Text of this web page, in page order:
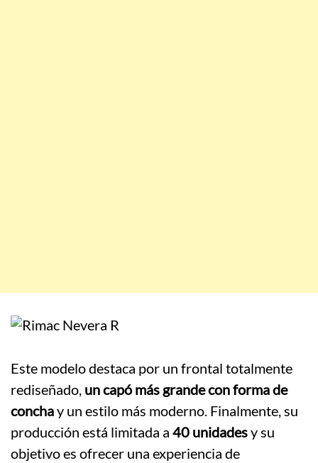
Este modelo destaca por un frontal totalmente
rediseñado, un capó más grande con forma de
conchay un estilo más moderno. Finalmente, su
producción está limitada a 40 unidadesy su
objetivo es ofrecer una experiencia de